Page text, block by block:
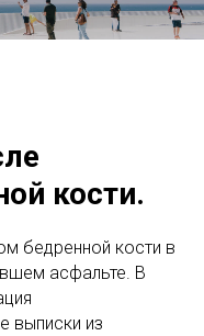
кости.
бедренной кости в
асфальте. В
выписки из